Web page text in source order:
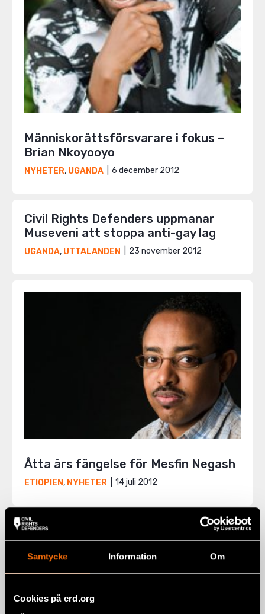
Samtycke Information Om
Cookies på crd.org
Människorättsförsvarare i fokus –
Brian Nkoyooyo
NYHETER, UGANDA 6 december 2012
Civil Rights Defenders uppmanar
Museveni att stoppa anti-gay lag
UGANDA, UTTALANDEN 23 november 2012
Åtta års fängelse för Mesfin Negash
ETIOPIEN, NYHETER 14 juli 2012